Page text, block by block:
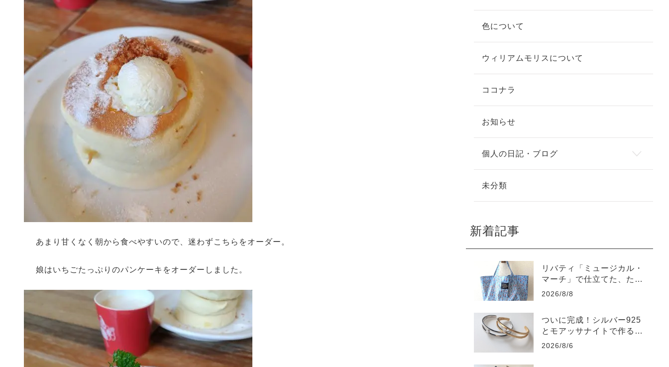
あまり甘くなく朝から食べやすいので、迷わずこちらをオーダー。
娘はいちごたっぷりのパンケーキをオーダーしました。
色について
ウィリアムモリスについて
ココナラ
お知らせ
個人の日記・ブログ
未分類
新着記事
リバティ「ミュージカル・
マーチ」で仕立てた、たっ
ぷり入るラミネートトート
2026/8/8
ついに完成！シルバー925
とモアッサナイトで作る自
分だけのバングル
2026/8/6